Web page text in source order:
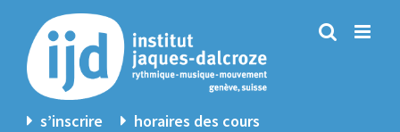
contenu
s’inscrire
horaires des cours